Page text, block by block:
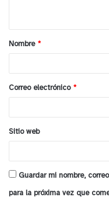
a
r
*
Nombre *
Correo electrónico *
Sitio web
Guardar mi nombre,
para la próxima vez que